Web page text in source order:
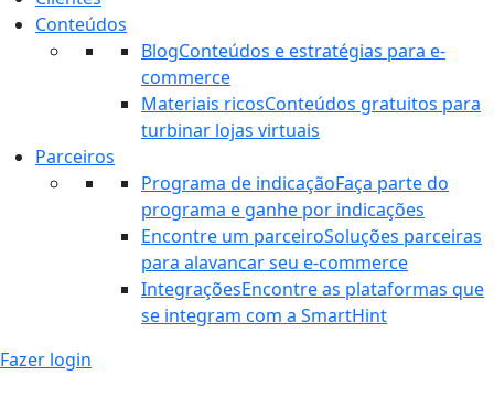
Conteúdos
BlogConteúdos e estratégias para e-
commerce
Materiais ricosConteúdos gratuitos para
turbinar lojas virtuais
Parceiros
Programa de indicaçãoFaça parte do
programa e ganhe por indicações
Encontre um parceiroSoluções parceiras
para alavancar seu e-commerce
IntegraçõesEncontre as plataformas que
se integram com a SmartHint
Fazer login